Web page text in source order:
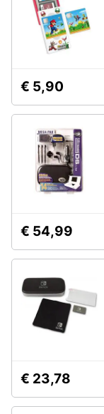
€ 5,90
€ 54,99
€ 23,78